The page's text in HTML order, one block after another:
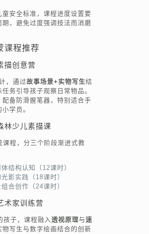
安全标准，课程进度设置要
，避免过度强调技法而消磨
课程推荐
描创意营
，通过故事场景+实物写生结
务引导孩子观察日常物品。
备防滑握笔器，特别适合手
学员。
林少儿素描课
程，分三个阶段渐进式教
结构认知（12课时）
影实践（18课时）
合创作（24课时）
术家训练营
孩子，课程融入透视原理与速
物写生与数字绘画结合的创新